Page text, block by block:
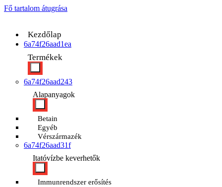
Fő tartalom átugrása
Kezdőlap
6a74f26aad1ea
Termékek
6a74f26aad243
Alapanyagok
Betain
Egyéb
Vérszármazék
6a74f26aad31f
Itatóvízbe keverhetők
Immunrendszer erősítés